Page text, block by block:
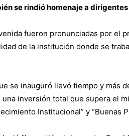
se rindió homenaje a
fueron pronunciadas por el
de la institución donde se
se inauguró llevó tiempo y más
inversión total que supera el
Institucional” y “Buenas